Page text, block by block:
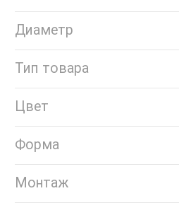
Диаметр
Тип товара
Цвет
Форма
Монтаж